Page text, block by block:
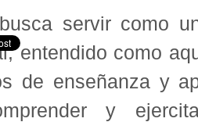
servir como
entendido como
de enseñanza y
y